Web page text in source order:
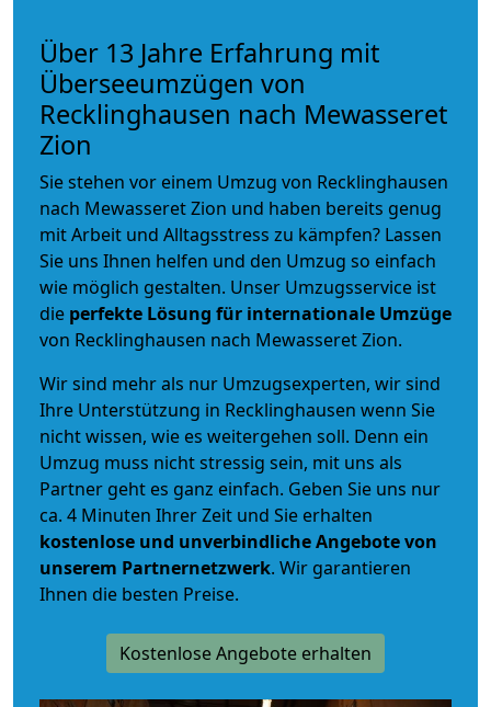
Über 13 Jahre Erfahrung mit
Überseeumzügen von
Recklinghausen nach Mewasseret
Zion
Sie stehen vor einem Umzug von Recklinghausen
nach Mewasseret Zion und haben bereits genug
mit Arbeit und Alltagsstress zu kämpfen? Lassen
Sie uns Ihnen helfen und den Umzug so einfach
wie möglich gestalten. Unser Umzugsservice ist
die perfekte Lösung für internationale Umzüge
von Recklinghausen nach Mewasseret Zion.
Wir sind mehr als nur Umzugsexperten, wir sind
Ihre Unterstützung in Recklinghausen wenn Sie
nicht wissen, wie es weitergehen soll. Denn ein
Umzug muss nicht stressig sein, mit uns als
Partner geht es ganz einfach. Geben Sie uns nur
ca. 4 Minuten Ihrer Zeit und Sie erhalten
kostenlose und unverbindlicheAngebote von
unserem Partnernetzwerk. Wir garantieren
Ihnen die besten Preise.
Kostenlose Angebote erhalten